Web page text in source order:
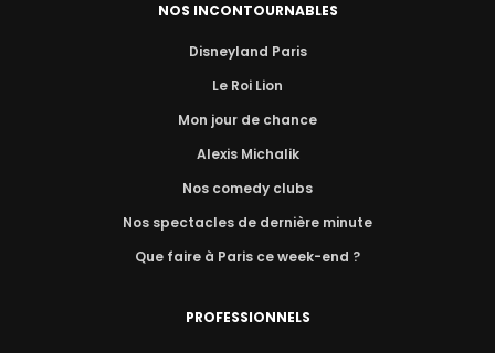
NOS INCONTOURNABLES
Disneyland Paris
Le Roi Lion
Mon jour de chance
Alexis Michalik
Nos comedy clubs
Nos spectacles de dernière minute
Que faire à Paris ce week-end ?
PROFESSIONNELS